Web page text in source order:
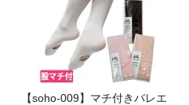
【soho-009】マチ付きバレエ